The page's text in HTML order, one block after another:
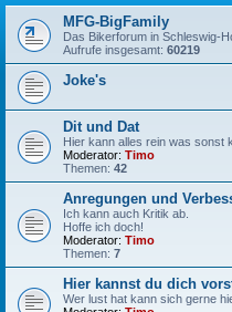
MFG-BigFamily
Das Bikerforum in Schleswig-
Aufrufe insgesamt: 60219
Joke's
Dit und Dat
Hier kann alles rein was sonst
Moderator: Timo
Themen: 42
Anregungen und
Ich kann auch Kritik ab.
Hoffe ich doch!
Moderator: Timo
Themen: 7
Hier kannst du dich
Wer lust hat kann sich gerne